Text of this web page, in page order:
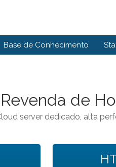
Base de Conhecimento
Revenda de
server dedicado, alta